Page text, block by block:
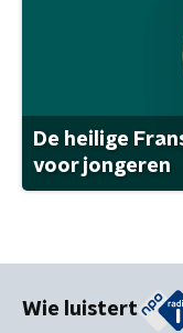
De heilige
voor jongeren
Wie luistert